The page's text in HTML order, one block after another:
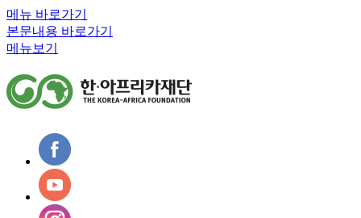
메뉴 바로가기
본문내용 바로가기
메뉴보기